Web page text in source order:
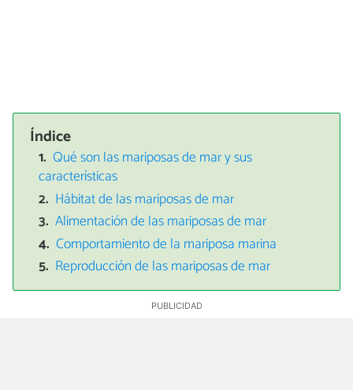
Índice
Qué son las mariposas de mar y sus
características
Hábitat de las mariposas de mar
Alimentación de las mariposas de mar
Comportamiento de la mariposa marina
Reproducción de las mariposas de mar